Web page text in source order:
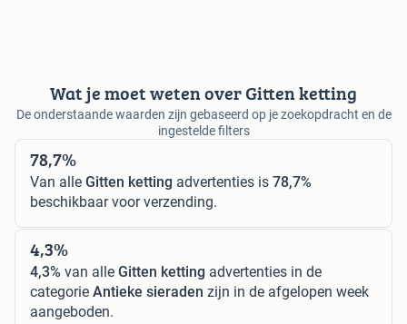
Wat je moet weten over Gitten ketting
De onderstaande waarden zijn gebaseerd op je zoekopdracht en de
ingestelde filters
78,7%
Van alle Gitten ketting advertenties is 78,7%
beschikbaar voor verzending.
4,3%
4,3% van alle Gitten ketting advertenties in de
categorie Antieke sieraden zijn in de afgelopen week
aangeboden.